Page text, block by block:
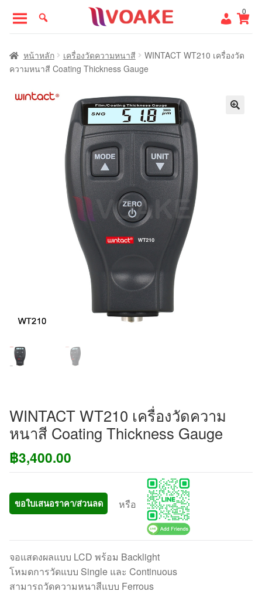
to
navigation
to
content
0
หน้าแรก
หน้าหลัก เครื่องวัดความหนาสี
WINTACT WT210 เครื่องวัด
ความหนาสี Coating Thickness Gauge
WINTACT WT210 เครื่องวัดความ
หนาสี Coating Thickness Gauge
฿3,400.00
ขอใบเสนอราคา/ส่วนลด หรือ
จอแสดงผลแบบ LCD พร้อม Backlight
โหมดการวัดแบบ Single และ Continuous
สามารถวัดความหนาสีแบบ Ferrous